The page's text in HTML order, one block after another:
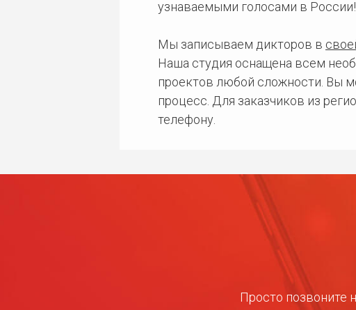
узнаваемыми голосами в России!
Мы записываем дикторов в
Наша студия оснащена всем
проектов любой сложности. Вы
процесс. Для заказчиков из
телефону.
Просто позвоните